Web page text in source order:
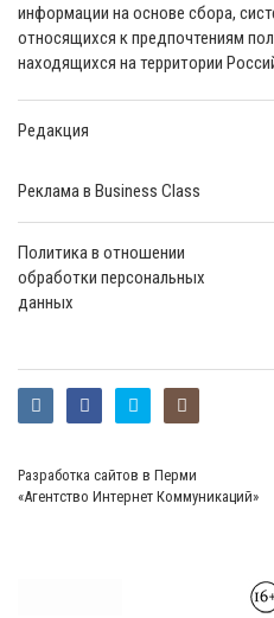
информации на основе сбора,
относящихся к предпочтениям
находящихся на территории
Редакция
Реклама в Business Class
Политика в отношении
обработки персональных
данных
Разработка сайтов в Перми
«Агентство Интернет Коммуникаций»